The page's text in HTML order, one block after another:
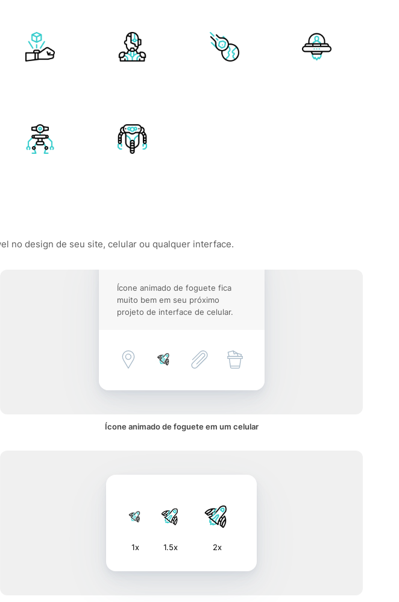
no design de seu site, celular ou qualquer interface.
Ícone animado de foguete fica
muito bem em seu próximo
projeto de interface de celular.
Ícone animado de foguete em um celular
1x 1.5x 2x